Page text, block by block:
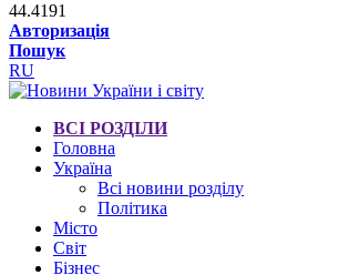
44.4191
Авторизація
Пошук
RU
ВСІ РОЗДІЛИ
Головна
Україна
Всі новини розділу
Політика
Місто
Світ
Бізнес